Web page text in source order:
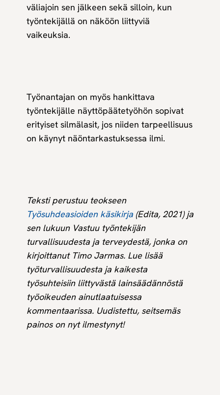
väliajoin sen jälkeen sekä silloin, kun
työntekijällä on näköön liittyviä
vaikeuksia.
Työnantajan on myös hankittava
työntekijälle näyttöpäätetyöhön sopivat
erityiset silmälasit, jos niiden tarpeellisuus
on käynyt näöntarkastuksessa ilmi.
Teksti perustuu teokseen
Työsuhdeasioiden käsikirja (Edita, 2021) ja
sen lukuun Vastuu työntekijän
turvallisuudesta ja terveydestä, jonka on
kirjoittanut Timo Jarmas. Lue lisää
työturvallisuudesta ja kaikesta
työsuhteisiin liittyvästä lainsäädännöstä
työoikeuden ainutlaatuisessa
kommentaarissa. Uudistettu, seitsemäs
painos on nyt ilmestynyt!